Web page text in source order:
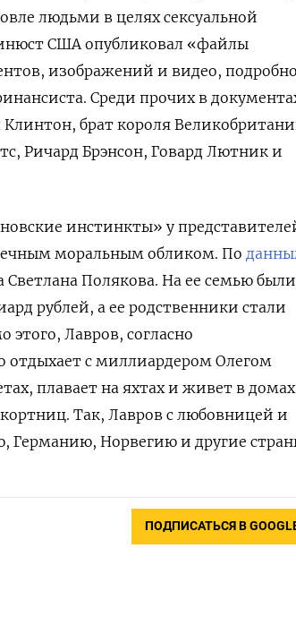
людьми в целях сексуальной
США опубликовал «файлы
изображений и видео, подробно
Среди прочих в
брат короля
Ричард Брэнсон, Говард Лютник и
инстинкты» у
моральным обликом. По
Полякова. На ее семью были
рублей, а ее родственники стали
Лавров, согласно
отдыхает с миллиардером Олегом
плавает на яхтах и живет в домах
Так, Лавров с любовницей и
Германию, Норвегию и другие
ПОДПИСАТЬСЯ В